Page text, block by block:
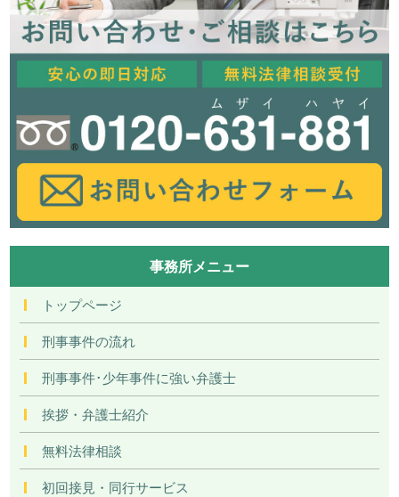
事務所メニュー
トップページ
刑事事件の流れ
刑事事件･少年事件に強い弁護士
挨拶・弁護士紹介
無料法律相談
初回接見・同行サービス